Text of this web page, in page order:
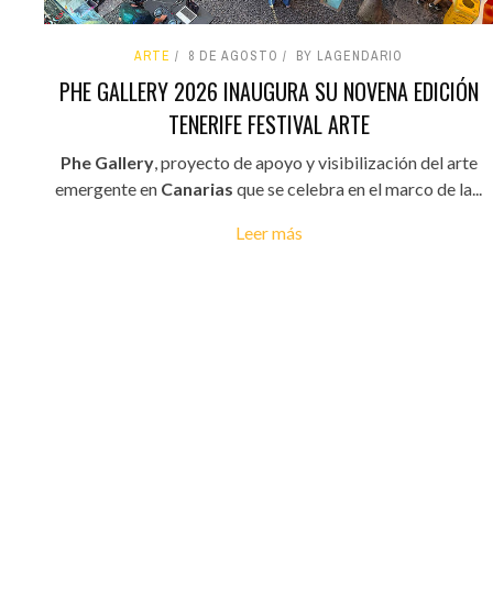
ARTE 8 DE AGOSTO BY LAGENDARIO
PHE GALLERY 2026 INAUGURA SU NOVENA EDICIÓN
TENERIFE FESTIVAL ARTE
Phe Gallery, proyecto de apoyo y visibilización del arte
emergente en Canarias que se celebra en el marco de la...
Leer más